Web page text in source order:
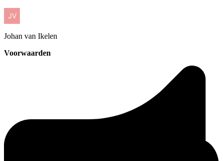
Johan van Ikelen
Voorwaarden